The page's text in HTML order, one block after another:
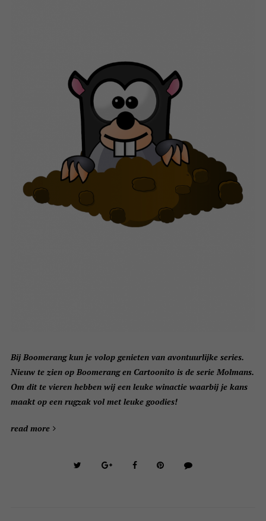
Bij Boomerang kun je volop genieten van avontuurlijke series.
Nieuw te zien op Boomerang en Cartoonito is de serie Molmans.
Om dit te vieren hebben wij een leuke winactie waarbij je kans
maakt op een rugzak vol met leuke goodies!
read more